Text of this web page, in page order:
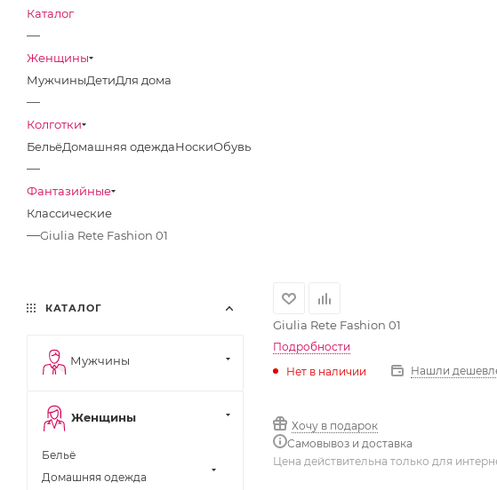
Каталог
—
Женщины
МужчиныДетиДля дома
—
Колготки
БельёДомашняя одеждаНоскиОбувь
—
Фантазийные
Классические
—Giulia Rete Fashion 01
Giulia Rete Fashion 01
Подробности
Нет в наличии
Нашли
Хочу в подарок
Самовывоз и доставка
Цена действительна только для
КАТАЛОГ
Мужчины
Женщины
Бельё
Домашняя одежда